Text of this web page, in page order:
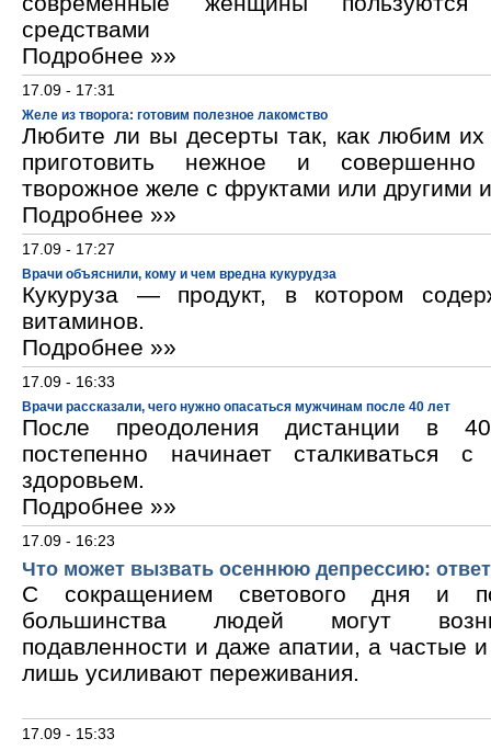
средствами
Подробнее »»
17.09 - 17:31
Желе из творога: готовим полезное лакомство
Любите ли вы десерты так, как любим
приготовить нежное и
творожное желе с фруктами или другими
Подробнее »»
17.09 - 17:27
Врачи объяснили, кому и чем вредна кукурудза
Кукуруза — продукт, в котором
витаминов.
Подробнее »»
17.09 - 16:33
Врачи рассказали, чего нужно опасаться мужчинам после 40 лет
После преодоления дистанции в
постепенно начинает сталкиваться
здоровьем.
Подробнее »»
17.09 - 16:23
Что может вызвать осеннюю депрессию:
С сокращением светового дня и
большинства людей могут
подавленности и даже апатии, а частые
лишь усиливают переживания.
17.09 - 15:33